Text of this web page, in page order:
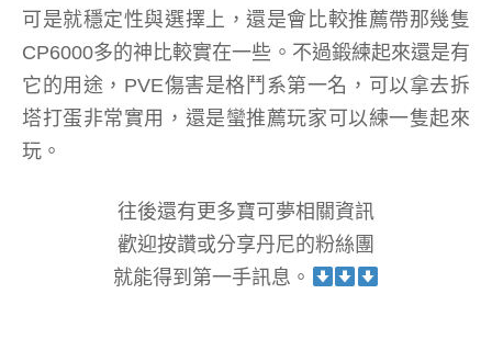
可是就穩定性與選擇上，還是會比較推薦帶那幾隻
CP6000多的神比較實在一些。不過鍛練起來還是有
它的用途，PVE傷害是格鬥系第一名，可以拿去拆
塔打蛋非常實用，還是蠻推薦玩家可以練一隻起來
玩。
往後還有更多寶可夢相關資訊
歡迎按讚或分享丹尼的粉絲團
就能得到第一手訊息。